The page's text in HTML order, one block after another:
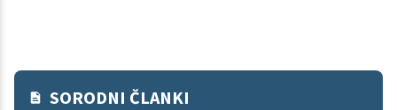
SORODNI ČLANKI